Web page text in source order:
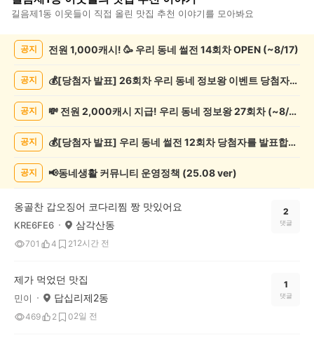
길음제1동 이웃들이 직접 올린 맛집 추천 이야기를 모아봐요
글
공지 전원 1,000캐시! 🥳 우리 동네 썰전 14회차 OPEN (~8/17)
공지 💰[당첨자 발표] 26회차 우리 동네 정보왕 이벤트 당첨자를 발표합니다!
공지 💸 전원 2,000캐시 지급! 우리 동네 정보왕 27회차 (~8/10)
공지 💰[당첨자 발표] 우리 동네 썰전 12회차 당첨자를 발표합니다!
공지 📢동네생활 커뮤니티 운영정책 (25.08 ver)
옹골찬 갑오징어 코다리찜 짱 맛있어요
KRE6FE6 삼각산동
701 4 212시간 전
2
댓글
제가 먹었던 맛집
민이 답십리제2동
469 2 02일 전
1
댓글